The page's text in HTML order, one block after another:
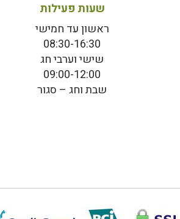
שעות פעילות
ראשון עד חמישי
08:30-16:30
שישי וערבי חג
09:00-12:00
שבת וחג – סגור